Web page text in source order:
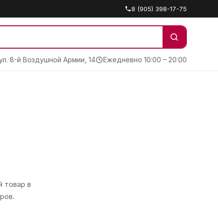
8 (905) 398-17-75
8-й Воздушной Армии, 14 Ежедневно 10:00 – 20:00
товар в